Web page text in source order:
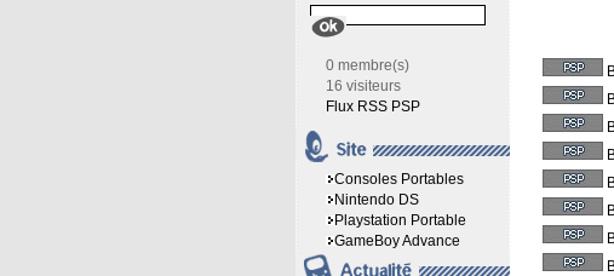
0 membre(s)
16 visiteurs
Flux RSS PSP
Consoles Portables
Nintendo DS
Playstation Portable
GameBoy Advance